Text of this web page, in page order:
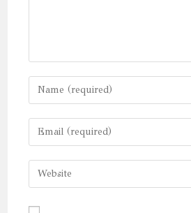
Enter
your
name
or
comment
Enter
your
email
address
Enter
your